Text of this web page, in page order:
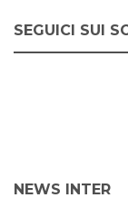
SEGUICI SUI
NEWS INTER